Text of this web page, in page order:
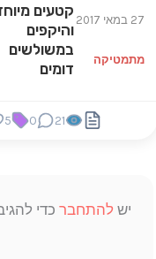
27 במאי 2017
מתמטיקה
קטעים
והיקפים
במשולשים
דומים
21
0
5
יש להתחבר כדי